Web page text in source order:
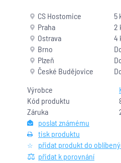
Výrobce
Kód produktu
Záruka
poslat známému
tisk produktu
přidat produkt do
přidat k porovnání
CS Hostomice
5
Praha
2
Ostrava
4
Brno
Plzeň
České Budějovice